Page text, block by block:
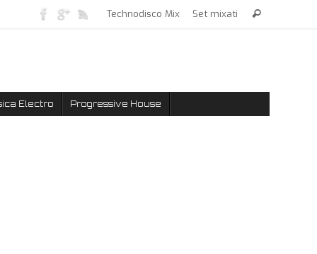
Technodisco Mix Set mixati
Electro Progressive House